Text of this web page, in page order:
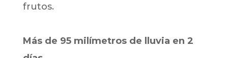
frutos.
Más de 95 milímetros de lluvia en 2